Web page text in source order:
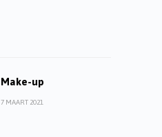
Make-up
7 MAART 2021